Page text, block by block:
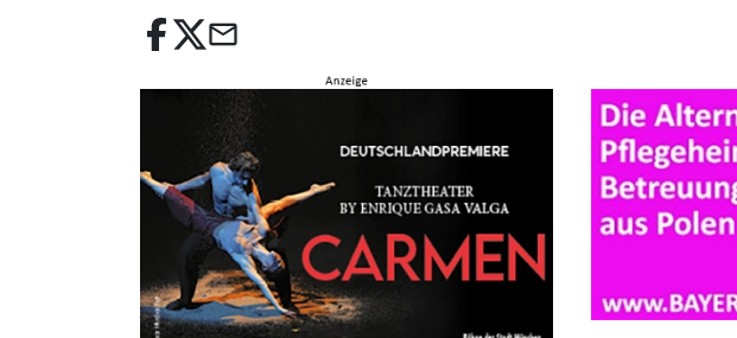
email